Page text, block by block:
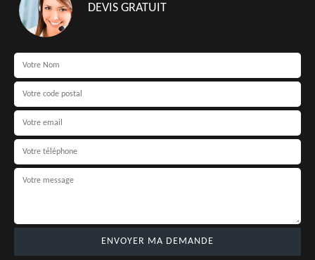
DEVIS GRATUIT